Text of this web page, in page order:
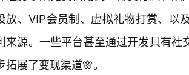
放、VIP会员制、虚拟礼物打赏、以
来源。一些平台甚至通过开发具有
拓展了变现渠道🌸。